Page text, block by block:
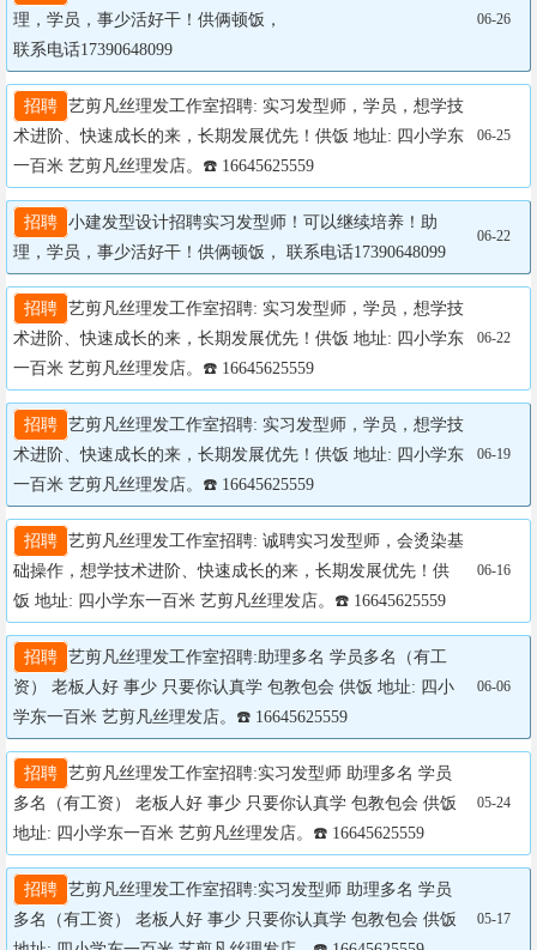
理，学员，事少活好干！供俩顿饭，
联系电话17390648099
06-26
招聘 艺剪凡丝理发工作室招聘: 实习发型师，学员，想学技
术进阶、快速成长的来，长期发展优先！供饭 地址: 四小学东
一百米 艺剪凡丝理发店。☎️ 16645625559
06-25
招聘 小建发型设计招聘实习发型师！可以继续培养！助
理，学员，事少活好干！供俩顿饭， 联系电话17390648099
06-22
招聘 艺剪凡丝理发工作室招聘: 实习发型师，学员，想学技
术进阶、快速成长的来，长期发展优先！供饭 地址: 四小学东
一百米 艺剪凡丝理发店。☎️ 16645625559
06-22
招聘 艺剪凡丝理发工作室招聘: 实习发型师，学员，想学技
术进阶、快速成长的来，长期发展优先！供饭 地址: 四小学东
一百米 艺剪凡丝理发店。☎️ 16645625559
06-19
招聘 艺剪凡丝理发工作室招聘: 诚聘实习发型师，会烫染基
础操作，想学技术进阶、快速成长的来，长期发展优先！供
饭 地址: 四小学东一百米 艺剪凡丝理发店。☎️ 16645625559
06-16
招聘 艺剪凡丝理发工作室招聘:助理多名 学员多名（有工
资） 老板人好 事少 只要你认真学 包教包会 供饭 地址: 四小
学东一百米 艺剪凡丝理发店。☎️ 16645625559
06-06
招聘 艺剪凡丝理发工作室招聘:实习发型师 助理多名 学员
多名（有工资） 老板人好 事少 只要你认真学 包教包会 供饭
地址: 四小学东一百米 艺剪凡丝理发店。☎️ 16645625559
05-24
招聘 艺剪凡丝理发工作室招聘:实习发型师 助理多名 学员
多名（有工资） 老板人好 事少 只要你认真学 包教包会 供饭
05-17